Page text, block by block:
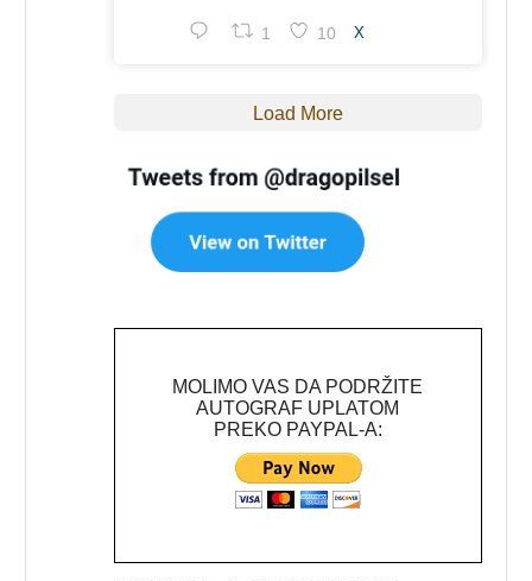
1 10 X
Load More
MOLIMO VAS DA PODRŽITE
AUTOGRAF UPLATOM
PREKO PAYPAL-A: